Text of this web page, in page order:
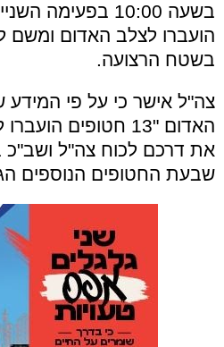
בשעה 10:00
הועברו לצלב האדום ומשם
בשטח הרצועה.
צה"ל אישר כי על פי
האדום "13 חטופים
את דרכם לכוח צה"ל
שבעת החטופים הנוספים